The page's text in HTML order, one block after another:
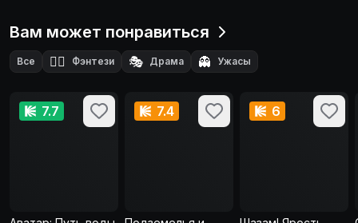
Вам может понравиться
Все 🧙‍♂️ Фэнтези 🎭 Драма 👻 Ужасы
7.7 7.4 6